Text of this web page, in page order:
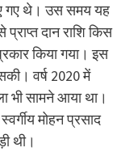
गए थे। उस समय यह
दान राशि किस
किया गया। इस
वर्ष 2020 में
भी सामने आया था।
मोहन प्रसाद
थी।